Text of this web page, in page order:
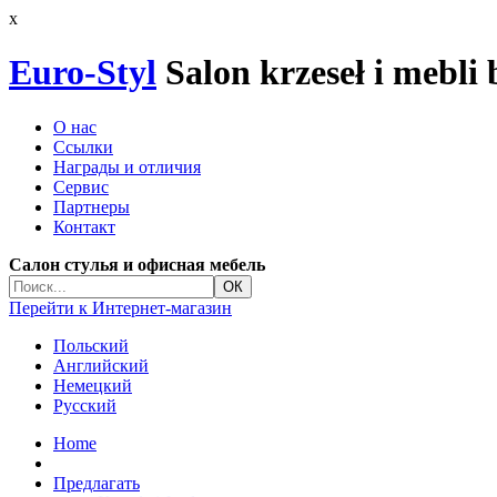
x
Euro-Styl Salon krzeseł i
О нас
Ссылки
Награды и отличия
Сервис
Партнеры
Контакт
Салон стулья и офисная мебель
Перейти к Интернет-магазин
Польский
Английский
Немецкий
Русский
Home
Предлагать